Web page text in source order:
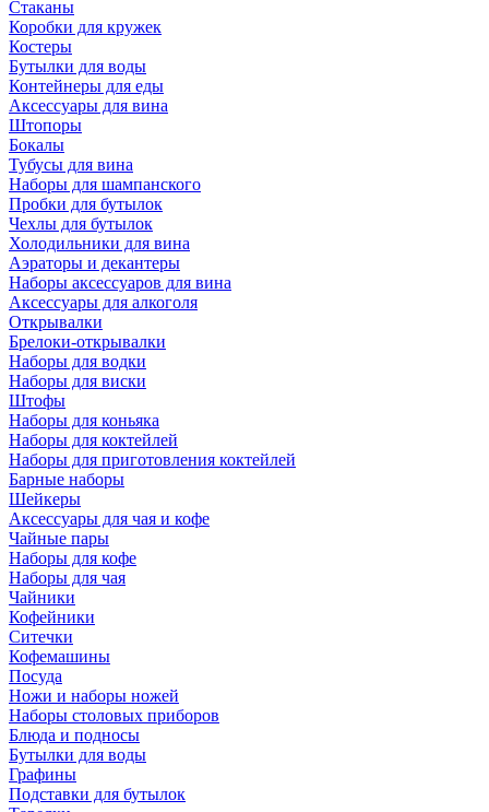
Стаканы
Коробки для кружек
Костеры
Бутылки для воды
Контейнеры для еды
Аксессуары для вина
Штопоры
Бокалы
Тубусы для вина
Наборы для шампанского
Пробки для бутылок
Чехлы для бутылок
Холодильники для вина
Аэраторы и декантеры
Наборы аксессуаров для вина
Аксессуары для алкоголя
Открывалки
Брелоки-открывалки
Наборы для водки
Наборы для виски
Штофы
Наборы для коньяка
Наборы для коктейлей
Наборы для приготовления коктейлей
Барные наборы
Шейкеры
Аксессуары для чая и кофе
Чайные пары
Наборы для кофе
Наборы для чая
Чайники
Кофейники
Ситечки
Кофемашины
Посуда
Ножи и наборы ножей
Наборы столовых приборов
Блюда и подносы
Бутылки для воды
Графины
Подставки для бутылок